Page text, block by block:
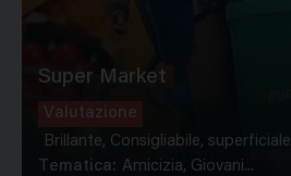
Super Market
Valutazione
Brillante, Consigliabile, superficiale
Tematica: Amicizia, Giovani...